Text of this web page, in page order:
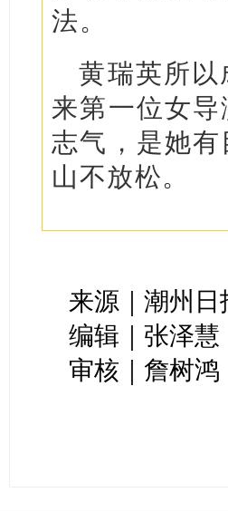
法。
黄瑞英所
来第一位女
志气，是她
山不放松。
来源｜潮州日
编辑｜张泽慧
审核｜詹树鸿